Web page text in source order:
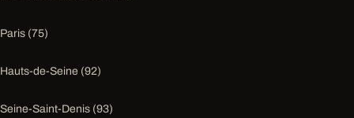
Paris (75)
Hauts-de-Seine (92)
Seine-Saint-Denis (93)